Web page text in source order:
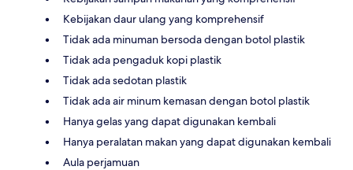
Kebijakan daur ulang yang komprehensif
Tidak ada minuman bersoda dengan botol plastik
Tidak ada pengaduk kopi plastik
Tidak ada sedotan plastik
Tidak ada air minum kemasan dengan botol plastik
Hanya gelas yang dapat digunakan kembali
Hanya peralatan makan yang dapat digunakan kembali
Aula perjamuan